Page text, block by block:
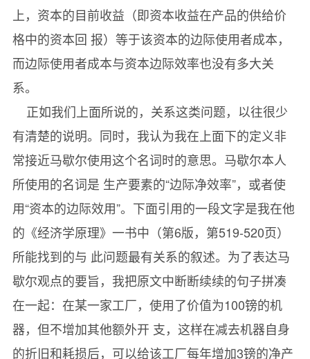
上，资本的目前收益（即资本收益在产品的供给价
格中的资本回 报）等于该资本的边际使用者成本，
而边际使用者成本与资本边际效率也没有多大关
系。
正如我们上面所说的，关系这类问题，以往很少
有清楚的说明。同时，我认为我在上面下的定义非
常接近马歇尔使用这个名词时的意思。马歇尔本人
所使用的名词是 生产要素的“边际净效率”，或者使
用“资本的边际效用”。下面引用的一段文字是我在他
的《经济学原理》一书中（第6版，第519-520页）
所能找到的与 此问题最有关系的叙述。为了表达马
歇尔观点的要旨，我把原文中断断续续的句子拼凑
在一起：在某一家工厂，使用了价值为100镑的机
器，但不增加其他额外开 支，这样在减去机器自身
的折旧和耗损后，可以给该工厂每年增加3镑的净产